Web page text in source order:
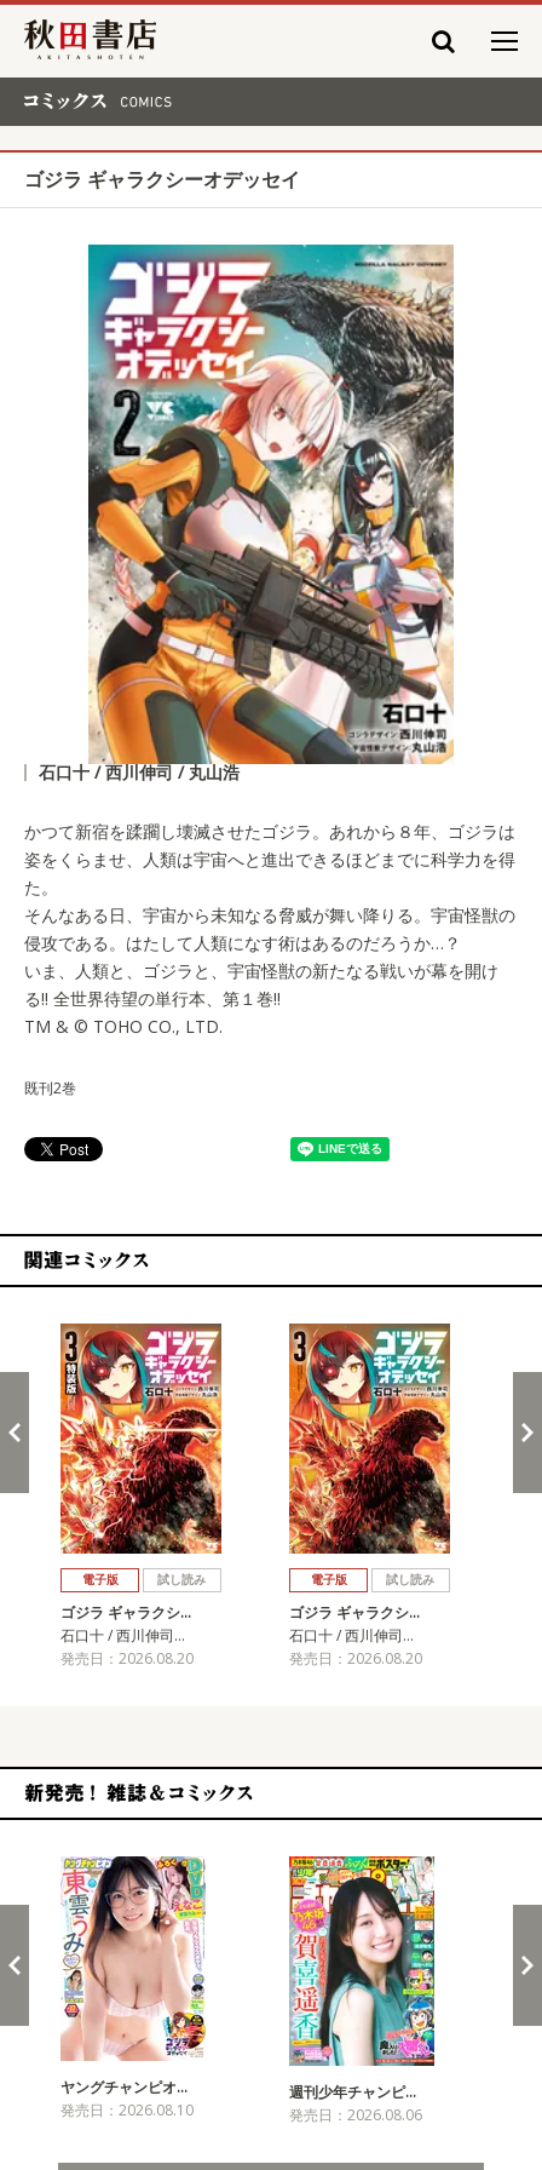
秋田書店
ゴジラ ギャラクシーオデッセイ
石口十 / 西川伸司 / 丸山浩
かつて新宿を蹂躙し壊滅させたゴジラ。あれから８年、ゴジラは
姿をくらませ、人類は宇宙へと進出できるほどまでに科学力を得
た。
そんなある日、宇宙から未知なる脅威が舞い降りる。宇宙怪獣の
侵攻である。はたして人類になす術はあるのだろうか…？
いま、人類と、ゴジラと、宇宙怪獣の新たなる戦いが幕を開け
る!! 全世界待望の単行本、第１巻!!
TM & © TOHO CO., LTD.
既刊2巻
電子版 試し読み
ゴジラ ギャラクシ…
石口十 / 西川伸司…
発売日：2026.08.20
電子版 試し読み
ゴジラ ギャラクシ…
石口十 / 西川伸司…
発売日：2026.08.20
ヤングチャンピオ…
発売日：2026.08.10
週刊少年チャンピ…
発売日：2026.08.06